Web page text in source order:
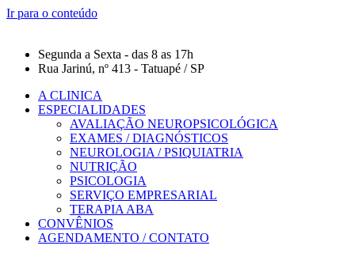
Ir para o conteúdo
Segunda a Sexta - das 8 as 17h
Rua Jarinú, nº 413 - Tatuapé / SP
A CLINICA
ESPECIALIDADES
AVALIAÇÃO NEUROPSICOLÓGICA
EXAMES / DIAGNÓSTICOS
NEUROLOGIA / PSIQUIATRIA
NUTRIÇÃO
PSICOLOGIA
SERVIÇO EMPRESARIAL
TERAPIA ABA
CONVÊNIOS
AGENDAMENTO / CONTATO